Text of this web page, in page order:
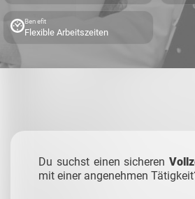
Benefit
Flexible Arbeitszeiten
Du suchst einen sicheren
mit einer angenehmen